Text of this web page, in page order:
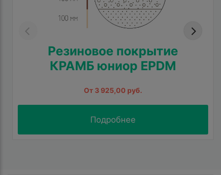
Резиновое покрытие
КРАМБ юниор EPDM
От 3 925,00 руб.
Подробнее